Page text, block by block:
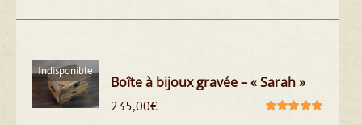
Indisponible
Boîte à bijoux gravée – « Sarah »
235,00€